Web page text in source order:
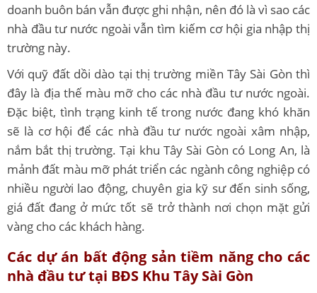
doanh buôn bán vẫn được ghi nhận, nên đó là vì sao các
nhà đầu tư nước ngoài vẫn tìm kiếm cơ hội gia nhập thị
trường này.
Với quỹ đất dồi dào tại thị trường miền Tây Sài Gòn thì
đây là địa thế màu mỡ cho các nhà đầu tư nước ngoài.
Đặc biệt, tình trạng kinh tế trong nước đang khó khăn
sẽ là cơ hội để các nhà đầu tư nước ngoài xâm nhập,
nắm bắt thị trường. Tại khu Tây Sài Gòn có Long An, là
mảnh đất màu mỡ phát triển các ngành công nghiệp có
nhiều người lao động, chuyên gia kỹ sư đến sinh sống,
giá đất đang ở mức tốt sẽ trở thành nơi chọn mặt gửi
vàng cho các khách hàng.
Các dự án bất động sản tiềm năng cho các
nhà đầu tư tại BĐS Khu Tây Sài Gòn